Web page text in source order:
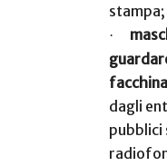
stampa;
·
dagli
pubblici